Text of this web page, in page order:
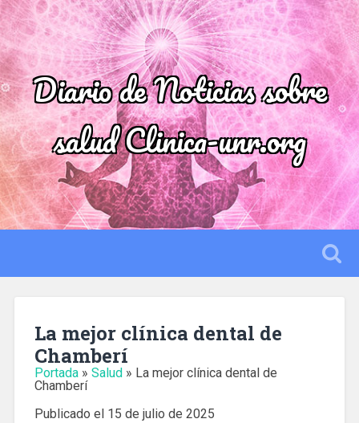
Diario de Noticias sobre
salud Clinica-unr.org
La mejor clínica dental de
Chamberí
Portada» Salud» La mejor clínica dental de
Chamberí
Publicado el 15 de julio de 2025